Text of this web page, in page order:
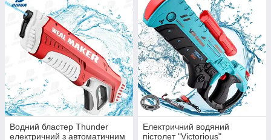
Водний бластер Thunder
електричний з автоматичним
Електричний водяний
пістолет "Victorious"